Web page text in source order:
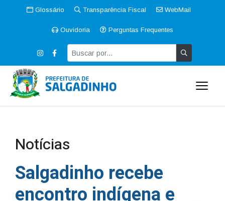
Glossário Transparência Fiscal WebMail
Ouvidoria Perguntas Frequentes
Notícias
Salgadinho recebe
encontro indígena e